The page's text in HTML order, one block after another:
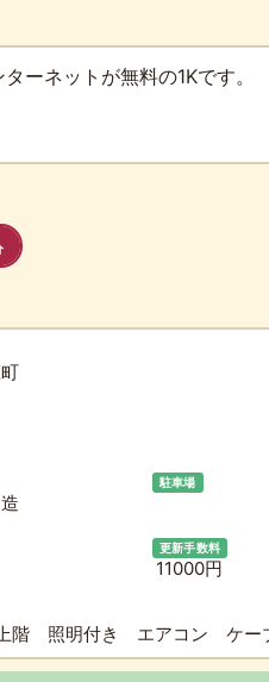
ーネットが無料の1Kです。
駐車場
更新手数料
11000円
階 照明付き エアコン ケー